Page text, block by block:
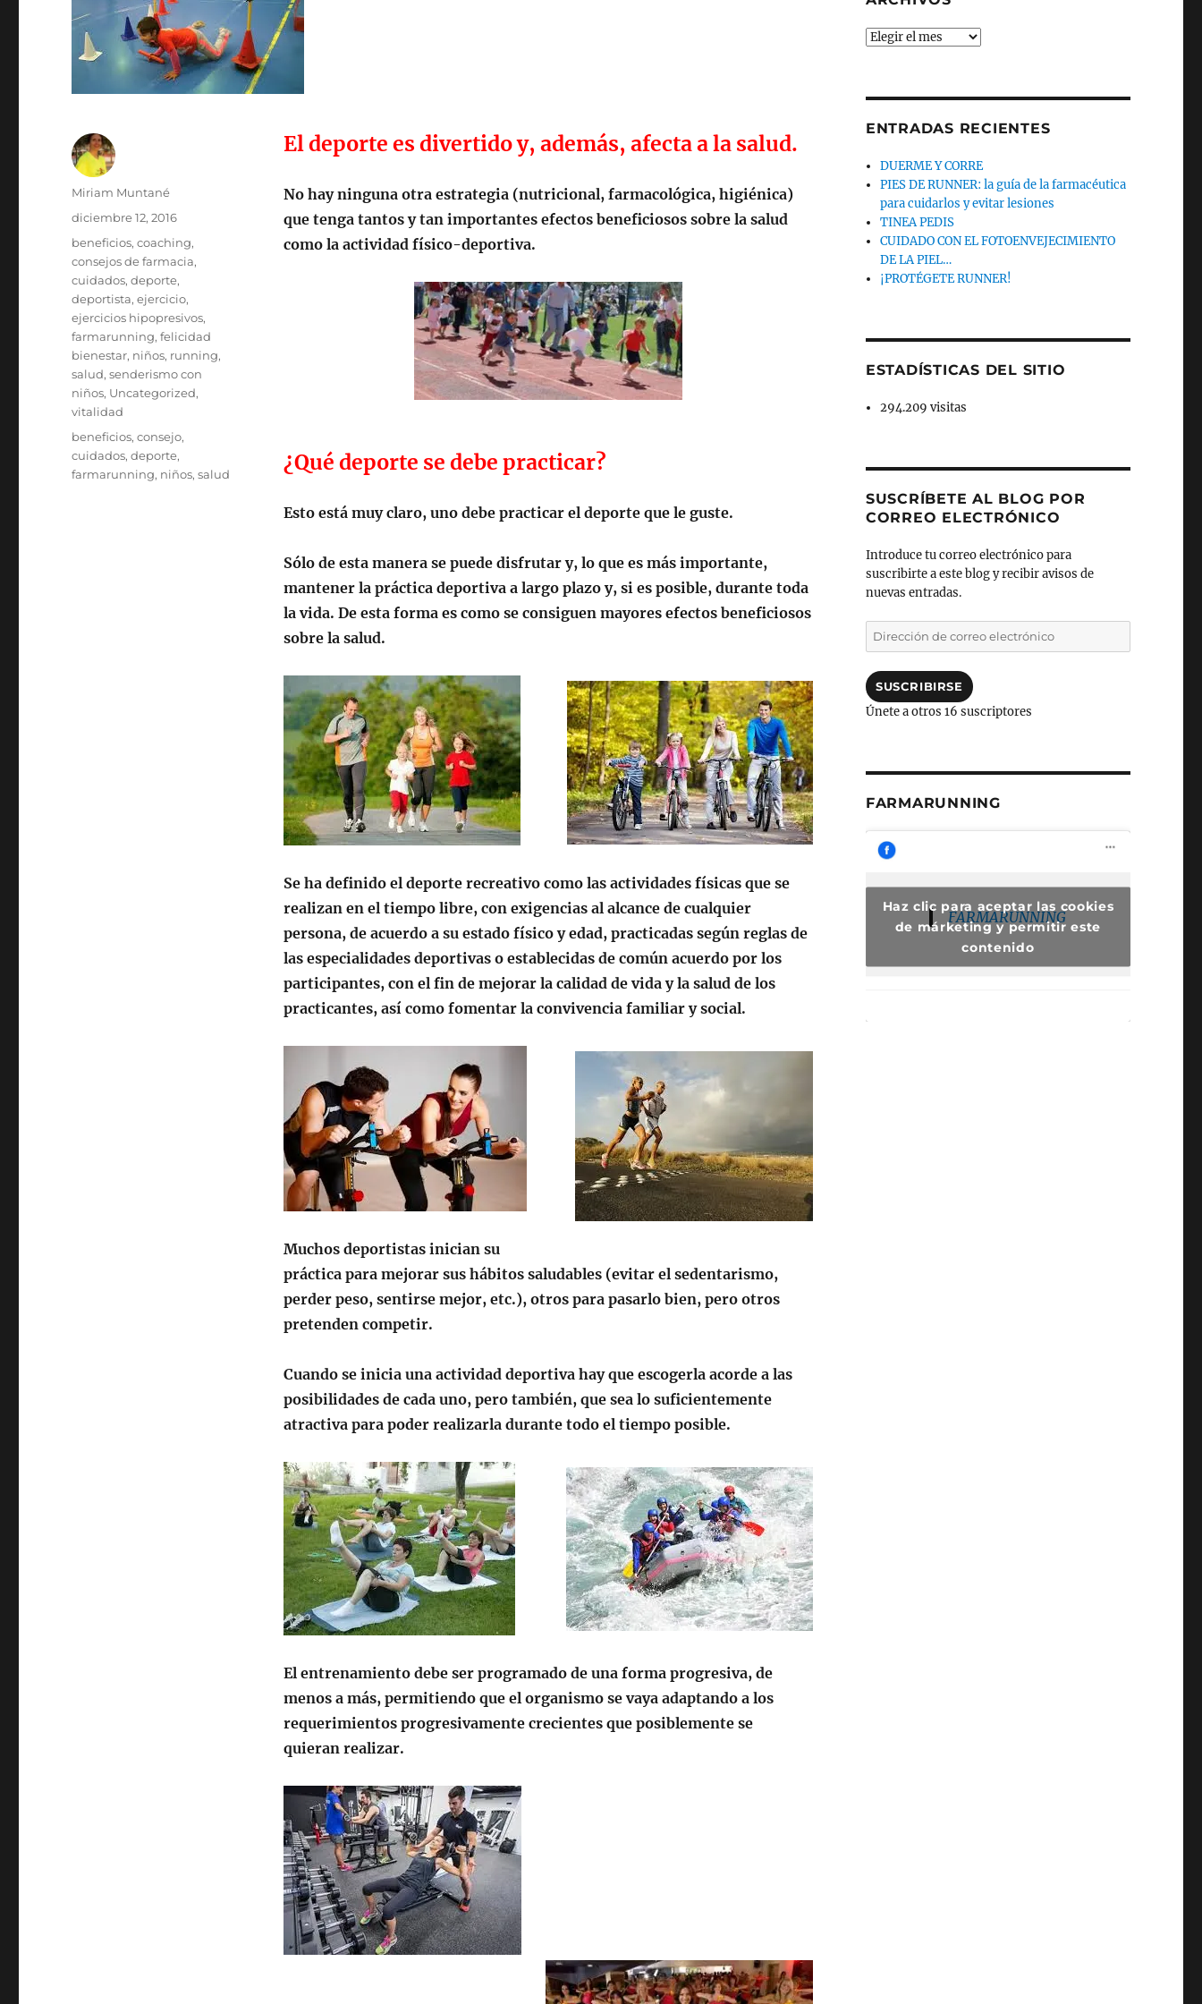
El deporte es divertido y, además, afecta a la salud.
No hay ninguna otra estrategia (nutricional, farmacológica, higiénica)
que tenga tantos y tan importantes efectos beneficiosos sobre la salud
como la actividad físico-deportiva.
¿Qué deporte se debe practicar?
Esto está muy claro, uno debe practicar el deporte que le guste.
Sólo de esta manera se puede disfrutar y, lo que es más importante,
mantener la práctica deportiva a largo plazo y, si es posible, durante toda
la vida. De esta forma es como se consiguen mayores efectos beneficiosos
sobre la salud.
Se ha definido el deporte recreativo como las actividades físicas que se
realizan en el tiempo libre, con exigencias al alcance de cualquier
persona, de acuerdo a su estado físico y edad, practicadas según reglas de
las especialidades deportivas o establecidas de común acuerdo por los
participantes, con el fin de mejorar la calidad de vida y la salud de los
practicantes, así como fomentar la convivencia familiar y social.
Muchos deportistas inician su
práctica para mejorar sus hábitos saludables (evitar el sedentarismo,
perder peso, sentirse mejor, etc.), otros para pasarlo bien, pero otros
pretenden competir.
Cuando se inicia una actividad deportiva hay que escogerla acorde a las
posibilidades de cada uno, pero también, que sea lo suficientemente
atractiva para poder realizarla durante todo el tiempo posible.
El entrenamiento debe ser programado de una forma progresiva, de
menos a más, permitiendo que el organismo se vaya adaptando a los
requerimientos progresivamente crecientes que posiblemente se
quieran realizar.
Autor
Miriam Muntané
Publicado
el
diciembre 12, 2016
Categorías
beneficios,coaching,
consejos de farmacia,
cuidados,deporte,
deportista,ejercicio,
ejercicios hipopresivos,
farmarunning,felicidad
bienestar, niños, running,
salud,senderismo con
niños, Uncategorized,
vitalidad
Etiquetas
beneficios,consejo,
cuidados,deporte,
farmarunning, niños,salud
Archivos
ENTRADAS RECIENTES
DUERME Y CORRE
PIES DE RUNNER: la guía de la farmacéutica
para cuidarlos y evitar lesiones
TINEA PEDIS
CUIDADO CON EL FOTOENVEJECIMIENTO
DE LA PIEL…
¡PROTÉGETE RUNNER!
ESTADÍSTICAS DEL SITIO
294.209 visitas
SUSCRÍBETE AL BLOG POR
CORREO ELECTRÓNICO
Introduce tu correo electrónico para
suscribirte a este blog y recibir avisos de
nuevas entradas.
Dirección
de
electrónico
SUSCRIBIRSE
Únete a otros 16 suscriptores
FARMARUNNING
FARMARUNNING
Haz clic para aceptar las cookies
de márketing y permitir este
contenido